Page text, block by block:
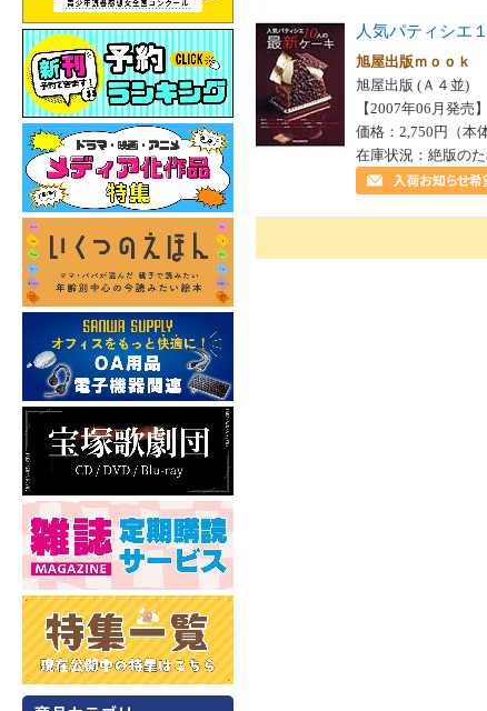
人気パティシエ
旭屋出版ｍｏｏｋ
旭屋出版 (Ａ４並)
【2007年06月発
価格：2,750円（本
在庫状況：絶版の